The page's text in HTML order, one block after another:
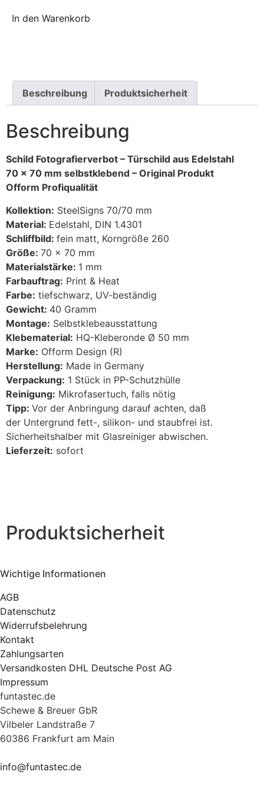
In den Warenkorb
Beschreibung Produktsicherheit
Beschreibung
Schild Fotografierverbot – Türschild aus Edelstahl
70 x 70 mm selbstklebend – Original Produkt
Ofform Profiqualität
Kollektion: SteelSigns 70/70 mm
Material: Edelstahl, DIN 1.4301
Schliffbild: fein matt, Korngröße 260
Größe: 70 x 70 mm
Materialstärke: 1 mm
Farbauftrag: Print & Heat
Farbe: tiefschwarz, UV-beständig
Gewicht: 40 Gramm
Montage: Selbstklebeausstattung
Klebematerial: HQ-Kleberonde Ø 50 mm
Marke: Ofform Design (R)
Herstellung: Made in Germany
Verpackung: 1 Stück in PP-Schutzhülle
Reinigung: Mikrofasertuch, falls nötig
Tipp: Vor der Anbringung darauf achten, daß
der Untergrund fett-, silikon- und staubfrei ist.
Sicherheitshalber mit Glasreiniger abwischen.
Lieferzeit: sofort
Produktsicherheit
Wichtige Informationen
AGB
Datenschutz
Widerrufsbelehrung
Kontakt
Zahlungsarten
Versandkosten DHL Deutsche Post AG
Impressum
funtastec.de
Schewe & Breuer GbR
Vilbeler Landstraße 7
60386 Frankfurt am Main
info@funtastec.de